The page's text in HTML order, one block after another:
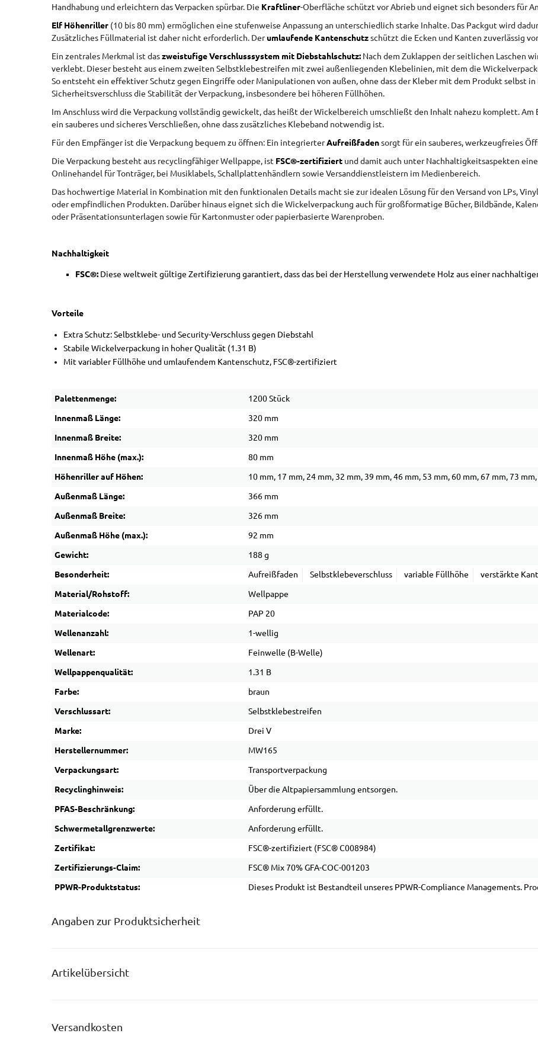
Handhabung und erleichtern das Verpacken spürbar. Die Kraftliner-Oberfläche schützt vor Abrieb und eignet sich besonders für
Elf Höhenriller (10 bis 80 mm) ermöglichen eine stufenweise Anpassung an unterschiedlich starke Inhalte. Das Packgut wird
Zusätzliches Füllmaterial ist daher nicht erforderlich. Derumlaufende Kantenschutzschützt die Ecken und Kanten zuverlässig
Ein zentrales Merkmal ist daszweistufige Verschlusssystem mit Diebstahlschutz: Nach dem Zuklappen der seitlichen Laschen
verklebt. Dieser besteht aus einem zweiten Selbstklebestreifen mit zwei außenliegenden Klebelinien, mit dem die
So entsteht ein effektiver Schutz gegen Eingriffe oder Manipulationen von außen, ohne dass der Kleber mit dem Produkt selbst
Sicherheitsverschluss die Stabilität der Verpackung, insbesondere bei höheren Füllhöhen.
Im Anschluss wird die Verpackung vollständig gewickelt, das heißt der Wickelbereich umschließt den Inhalt nahezu komplett. Am
ein sauberes und sicheres Verschließen, ohne dass zusätzliches Klebeband notwendig ist.
Für den Empfänger ist die Verpackung bequem zu öffnen: Ein integrierterAufreißfadensorgt für ein sauberes, werkzeugfreies
Die Verpackung besteht aus recyclingfähiger Wellpappe, ist FSC®-zertifiziert und damit auch unter Nachhaltigkeitsaspekten
Onlinehandel für Tonträger, bei Musiklabels, Schallplattenhändlern sowie Versanddienstleistern im Medienbereich.
Das hochwertige Material in Kombination mit den funktionalen Details macht sie zur idealen Lösung für den Versand von LPs,
oder empfindlichen Produkten. Darüber hinaus eignet sich die Wickelverpackung auch für großformatige Bücher, Bildbände,
oder Präsentationsunterlagen sowie für Kartonmuster oder papierbasierte Warenproben.
Nachhaltigkeit
FSC®: Diese weltweit gültige Zertifizierung garantiert, dass das bei der Herstellung verwendete Holz aus einer
Vorteile
Extra Schutz: Selbstklebe- und Security-Verschluss gegen Diebstahl
Stabile Wickelverpackung in hoher Qualität (1.31 B)
Mit variabler Füllhöhe und umlaufendem Kantenschutz, FSC®-zertifiziert
Palettenmenge: 1200 Stück
Innenmaß Länge: 320 mm
Innenmaß Breite: 320 mm
Innenmaß Höhe (max.): 80 mm
Höhenriller auf Höhen: 10 mm, 17 mm, 24 mm, 32 mm, 39 mm, 46 mm, 53 mm, 60 mm, 67 mm, 73
Außenmaß Länge: 366 mm
Außenmaß Breite: 326 mm
Außenmaß Höhe (max.): 92 mm
Gewicht: 188 g
Besonderheit: Aufreißfaden Selbstklebeverschluss variable Füllhöhe verstärkte
Material/Rohstoff: Wellpappe
Materialcode: PAP 20
Wellenanzahl: 1-wellig
Wellenart: Feinwelle (B-Welle)
Wellpappenqualität: 1.31 B
Farbe: braun
Verschlussart: Selbstklebestreifen
Marke: Drei V
Herstellernummer: MW165
Verpackungsart: Transportverpackung
Recyclinghinweis: Über die Altpapiersammlung entsorgen.
PFAS-Beschränkung: Anforderung erfüllt.
Schwermetallgrenzwerte: Anforderung erfüllt.
Zertifikat: FSC®-zertifiziert (FSC® C008984)
Zertifizierungs-Claim: FSC® Mix 70% GFA-COC-001203
PPWR-Produktstatus: Dieses Produkt ist Bestandteil unseres PPWR-Compliance Managements.
Angaben zur Produktsicherheit
Artikelübersicht
Versandkosten